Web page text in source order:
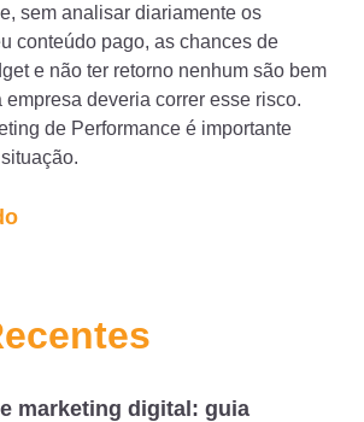
sem analisar diariamente os
conteúdo pago, as chances de
e não ter retorno nenhum são bem
deveria correr esse risco.
de Performance é importante
“Saiba
Marketing
Performance
marketing digital: guia